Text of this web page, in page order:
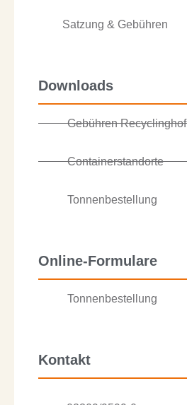
Satzung & Gebühren
Downloads
Gebühren Recyclinghof
Containerstandorte
Tonnenbestellung
Online-Formulare
Tonnenbestellung
Kontakt